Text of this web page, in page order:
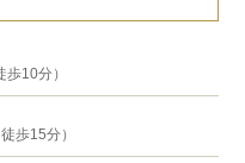
10分）
歩15分）